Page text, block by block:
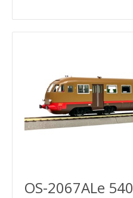
OS-2067ALe 540